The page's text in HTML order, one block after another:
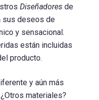
Diseñadores de
sus deseos de
y sensacional.
están incluidas
producto.
y aún más
materiales?